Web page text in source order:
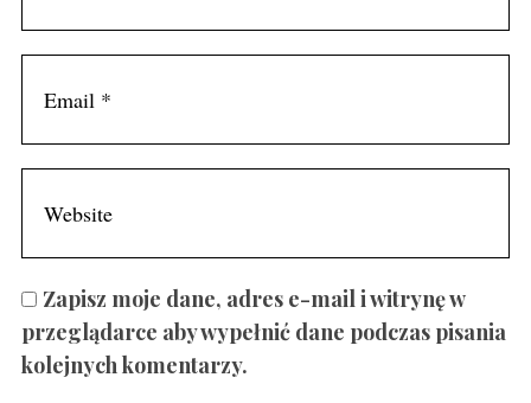
Zapisz moje dane, adres e-mail i witrynę w
przeglądarce aby wypełnić dane podczas pisania
kolejnych komentarzy.